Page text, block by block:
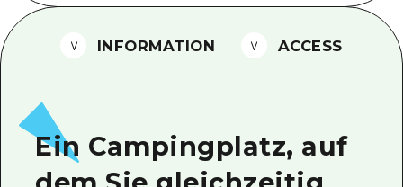
Foto-Download
Transportinformationen bei
INFORMATION ACCESS
Ein Campingplatz, auf